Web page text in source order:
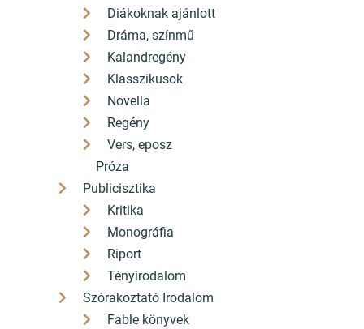
Diákoknak ajánlott
Dráma, színmű
Kalandregény
Klasszikusok
Novella
Regény
Vers, eposz
Próza
Publicisztika
Kritika
Monográfia
Riport
Tényirodalom
Szórakoztató Irodalom
Fable könyvek